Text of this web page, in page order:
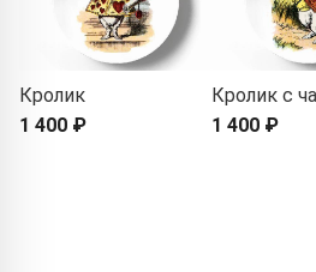
Кролик
1 400 ₽
Кролик с
1 400 ₽